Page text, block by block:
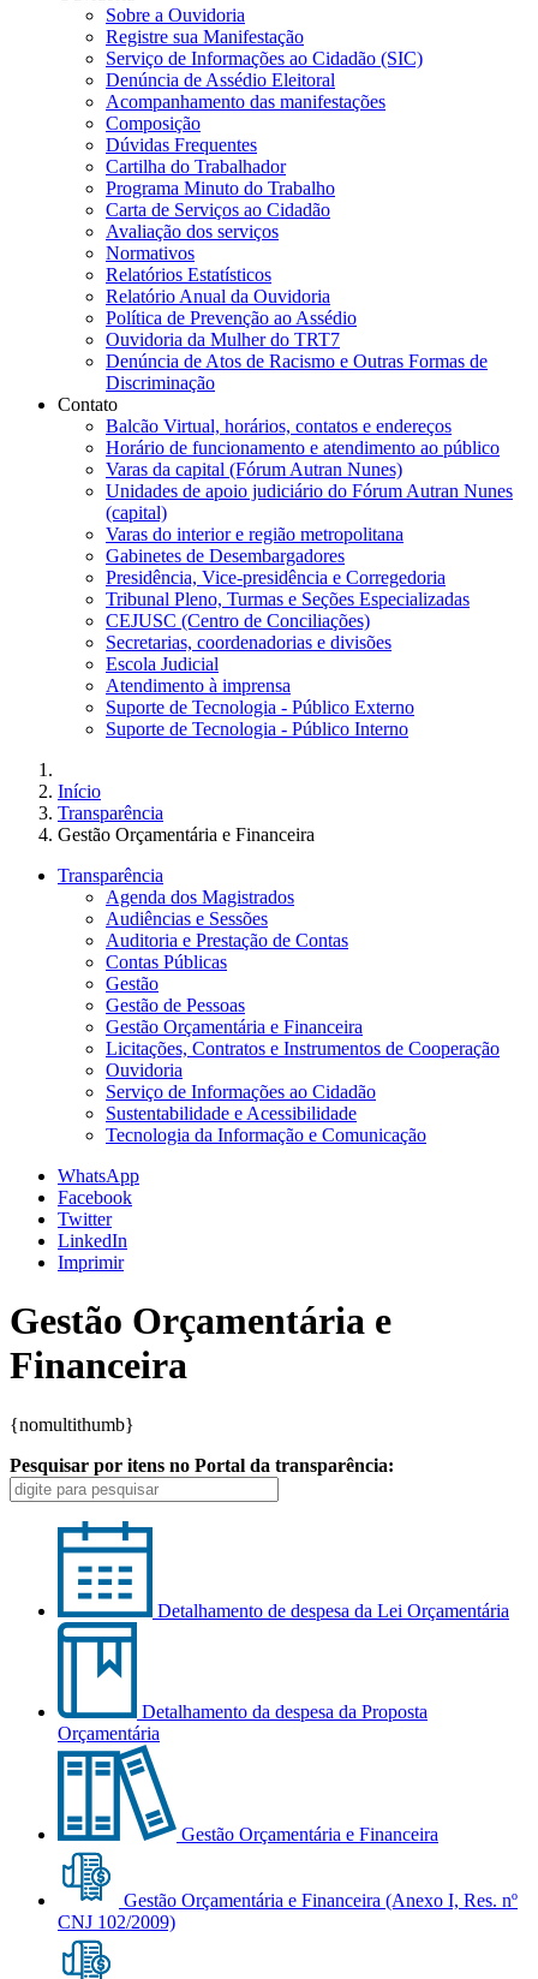
Sobre a Ouvidoria
Registre sua Manifestação
Serviço de Informações ao Cidadão (SIC)
Denúncia de Assédio Eleitoral
Acompanhamento das manifestações
Composição
Dúvidas Frequentes
Cartilha do Trabalhador
Programa Minuto do Trabalho
Carta de Serviços ao Cidadão
Avaliação dos serviços
Normativos
Relatórios Estatísticos
Relatório Anual da Ouvidoria
Política de Prevenção ao Assédio
Ouvidoria da Mulher do TRT7
Denúncia de Atos de Racismo e Outras Formas de
Discriminação
Contato
Balcão Virtual, horários, contatos e endereços
Horário de funcionamento e atendimento ao público
Varas da capital (Fórum Autran Nunes)
Unidades de apoio judiciário do Fórum Autran Nunes
(capital)
Varas do interior e região metropolitana
Gabinetes de Desembargadores
Presidência, Vice-presidência e Corregedoria
Tribunal Pleno, Turmas e Seções Especializadas
CEJUSC (Centro de Conciliações)
Secretarias, coordenadorias e divisões
Escola Judicial
Atendimento à imprensa
Suporte de Tecnologia - Público Externo
Suporte de Tecnologia - Público Interno
Início
Transparência
Gestão Orçamentária e Financeira
Transparência
Agenda dos Magistrados
Audiências e Sessões
Auditoria e Prestação de Contas
Contas Públicas
Gestão
Gestão de Pessoas
Gestão Orçamentária e Financeira
Licitações, Contratos e Instrumentos de Cooperação
Ouvidoria
Serviço de Informações ao Cidadão
Sustentabilidade e Acessibilidade
Tecnologia da Informação e Comunicação
WhatsApp
Facebook
Twitter
LinkedIn
Imprimir
Gestão Orçamentária e
Financeira
{nomultithumb}
Pesquisar por itens no Portal da transparência:
Detalhamento de despesa da Lei Orçamentária
Detalhamento da despesa da Proposta
Orçamentária
Gestão Orçamentária e Financeira
Gestão Orçamentária e Financeira (Anexo I, Res. nº
CNJ 102/2009)